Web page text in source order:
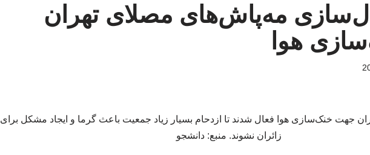
مه‌پاش‌های مصلای تهران
هوا
جهت خنک‌سازی هوا فعال شدند تا ازدحام بسیار زیاد جمعیت باعث گرما و ایجاد مشکل برای
زائران نشوند. منبع: دانشجو